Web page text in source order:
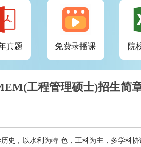
真题 免费录播课 院
工程管理硕士)招生简
史，以水利为特 色，工科为主，多学科